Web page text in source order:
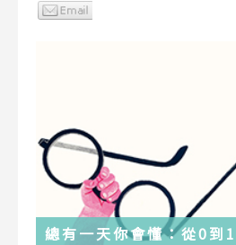
總有一天你會懂：從0到